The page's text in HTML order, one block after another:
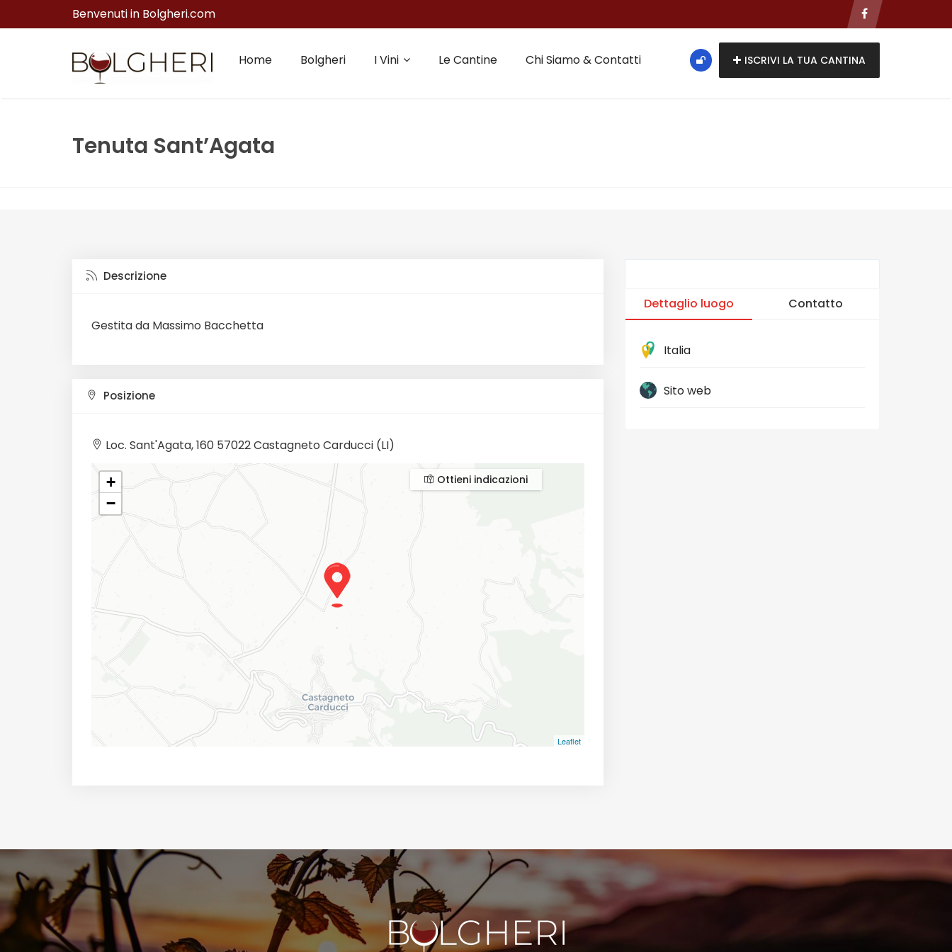
Benvenuti in Bolgheri.com
ISCRIVI LA TUA CANTINA
Home Bolgheri I Vini Le Cantine Chi Siamo & Contatti
Tenuta Sant’Agata
Descrizione
Gestita da Massimo Bacchetta
Posizione
Loc. Sant'Agata, 160 57022 Castagneto Carducci (LI)
+
−
Leaflet
Ottieni indicazioni
Dettaglio luogo Contatto
Italia
Sito web